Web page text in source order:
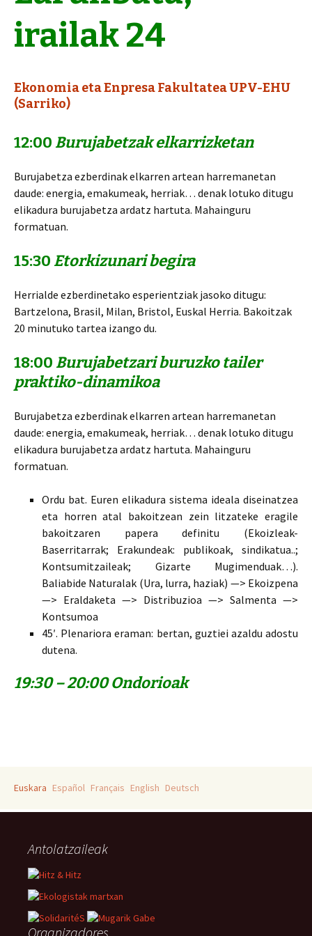
irailak 24
Ekonomia eta Enpresa Fakultatea UPV-EHU
(Sarriko)
12:00 Burujabetzak elkarrizketan
Burujabetza ezberdinak elkarren artean harremanetan
daude: energia, emakumeak, herriak… denak lotuko ditugu
elikadura burujabetza ardatz hartuta. Mahainguru
formatuan.
15:30 Etorkizunari begira
Herrialde ezberdinetako esperientziak jasoko ditugu:
Bartzelona, Brasil, Milan, Bristol, Euskal Herria. Bakoitzak
20 minutuko tartea izango du.
18:00 Burujabetzari buruzko tailer
praktiko-dinamikoa
Burujabetza ezberdinak elkarren artean harremanetan
daude: energia, emakumeak, herriak… denak lotuko ditugu
elikadura burujabetza ardatz hartuta. Mahainguru
formatuan.
Ordu bat. Euren elikadura sistema ideala diseinatzea
eta horren atal bakoitzean zein litzateke eragile
bakoitzaren papera definitu (Ekoizleak-
Baserritarrak; Erakundeak: publikoak, sindikatua..;
Kontsumitzaileak; Gizarte Mugimenduak…).
Baliabide Naturalak (Ura, lurra, haziak) —> Ekoizpena
—> Eraldaketa —> Distribuzioa —> Salmenta —>
Kontsumoa
45′. Plenariora eraman: bertan, guztiei azaldu adostu
dutena.
19:30 – 20:00 Ondorioak
Euskara Español Français English Deutsch
Antolatzaileak
Organizadores